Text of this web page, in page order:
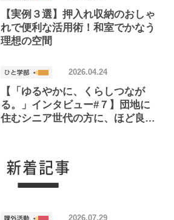
【実例３選】押入れ収納のおしゃ
れで便利な活用術！和室でかなう
理想の空間
【「ゆるやかに、くらしつなが
る。」インタビュー#７】団地に
住むシニア世代の方に、ほど良い
2026.04.24
2026.07.29